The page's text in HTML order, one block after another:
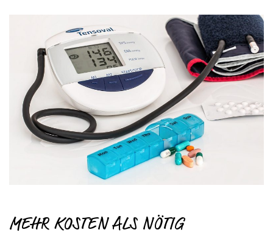
MEHR KOSTEN ALS NÖTIG